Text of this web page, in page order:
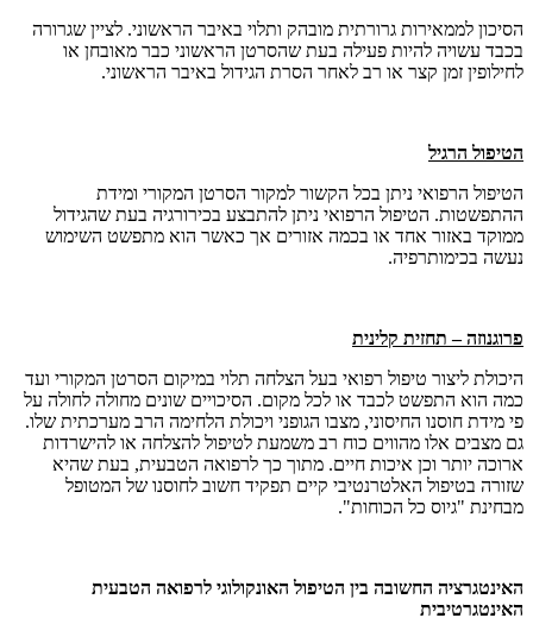
הסיכון לממאירות גרורתית מובהק ותלוי באיבר הראשוני. לציין שגרורה
בכבד עשויה להיות פעילה בעת שהסרטן הראשוני כבר מאובחן או
לחילופין זמן קצר או רב לאחר הסרת הגידול באיבר הראשוני.
הטיפול הרגיל
הטיפול הרפואי ניתן בכל הקשור למקור הסרטן המקורי ומידת
ההתפשטות. הטיפול הרפואי ניתן להתבצע בכירורגיה בעת שהגידול
ממוקד באזור אחד או בכמה אזורים אך כאשר הוא מתפשט השימוש
נעשה בכימותרפיה.
פרוגנוזה – תחזית קלינית
היכולת ליצור טיפול רפואי בעל הצלחה תלוי במיקום הסרטן המקורי ועד
כמה הוא התפשט לכבד או לכל מקום. הסיכויים שונים מחולה לחולה על
פי מידת חוסנו החיסוני, מצבו הגופני ויכולת הלחימה הרב מערכתית שלו.
גם מצבים אלו מהווים כוח רב משמעת לטיפול להצלחה או להישרדות
ארוכה יותר וכן איכות חיים. מתוך כך לרפואה הטבעית, בעת שהיא
שזורה בטיפול האלטרנטיבי קיים תפקיד חשוב לחוסנו של המטופל
מבחינת "גיוס כל הכוחות".
האינטגרציה החשובה בין הטיפול האונקולוגי לרפואה הטבעית
האינטגרטיבית